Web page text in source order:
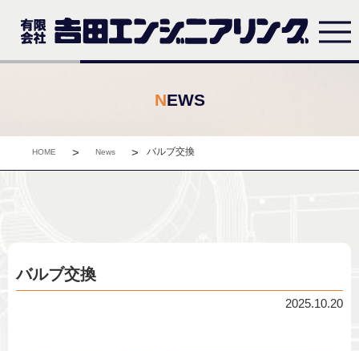
NEWS
HOME > News > バルブ交換
バルブ交換
2025.10.20